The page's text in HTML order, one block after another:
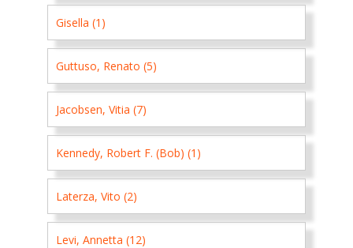
Gisella (1)
Guttuso, Renato (5)
Jacobsen, Vitia (7)
Kennedy, Robert F. (Bob) (1)
Laterza, Vito (2)
Levi, Annetta (12)